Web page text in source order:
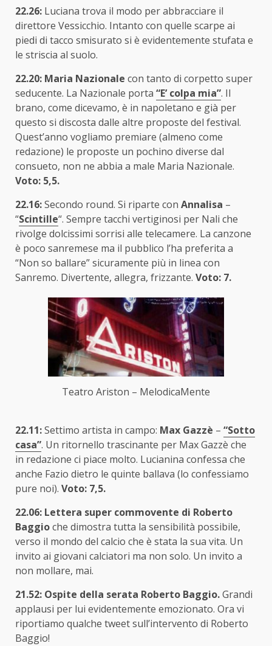
22.26: Luciana trova il modo per abbracciare il
direttore Vessicchio. Intanto con quelle scarpe ai
piedi di tacco smisurato si è evidentemente stufata e
le striscia al suolo.
22.20: Maria Nazionale con tanto di corpetto super
seducente. La Nazionale porta “E’ colpa mia”. Il
brano, come dicevamo, è in napoletano e già per
questo si discosta dalle altre proposte del festival.
Quest’anno vogliamo premiare (almeno come
redazione) le proposte un pochino diverse dal
consueto, non ne abbia a male Maria Nazionale.
Voto: 5,5.
22.16:Secondo round. Si riparte con Annalisa –
“Scintille“. Sempre tacchi vertiginosi per Nali che
rivolge dolcissimi sorrisi alle telecamere. La canzone
è poco sanremese ma il pubblico l’ha preferita a
“Non so ballare” sicuramente più in linea con
Sanremo. Divertente, allegra, frizzante. Voto: 7.
Teatro Ariston – MelodicaMente
22.11:Settimo artista in campo: Max Gazzè – “Sotto
casa”. Un ritornello trascinante per Max Gazzè che
in redazione ci piace molto. Lucianina confessa che
anche Fazio dietro le quinte ballava (lo confessiamo
pure noi). Voto: 7,5.
22.06: Lettera super commovente di Roberto
Baggioche dimostra tutta la sensibilità possibile,
verso il mondo del calcio che è stata la sua vita. Un
invito ai giovani calciatori ma non solo. Un invito a
non mollare, mai.
21.52: Ospite della serata Roberto Baggio.Grandi
applausi per lui evidentemente emozionato. Ora vi
riportiamo qualche tweet sull’intervento di Roberto
Baggio!